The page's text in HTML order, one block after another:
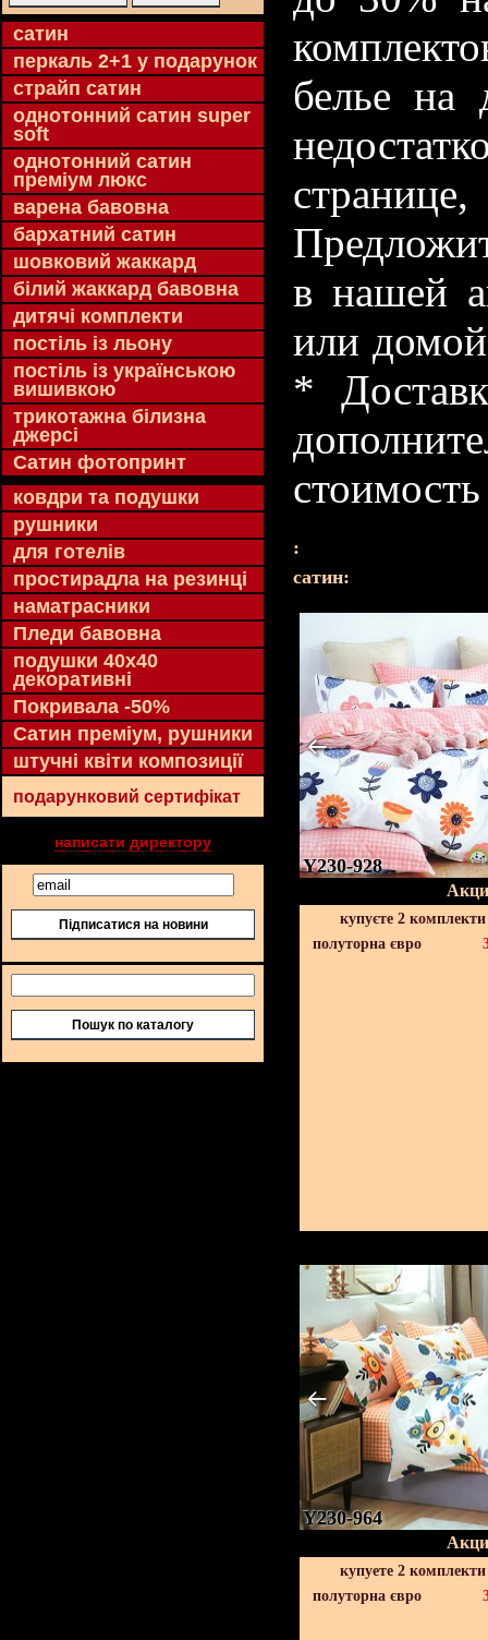
cатин
перкаль 2+1 у подарунок
страйп сатин
однотонний сатин super
soft
однотонний сатин
преміум люкс
варена бавовна
бархатний сатин
шовковий жаккард
білий жаккард бавовна
дитячі комплекти
постіль із льону
постіль із українською
вишивкою
трикотажна білизна
джерсі
Сатин фотопринт
ковдри та подушки
рушники
для готелів
простирадла на резинці
наматрасники
Пледи бавовна
подушки 40х40
декоративні
Покривала -50%
Сатин преміум, рушники
штучні квіти композиції
подарунковий сертифікат
написати директору
Підписатися на новини
Пошук по каталогу
белье на
в нашей
или
*
:
cатин:
Y230-928
купуєте 2
полуторна євро
Y230-964
купуете 2
полуторна євро